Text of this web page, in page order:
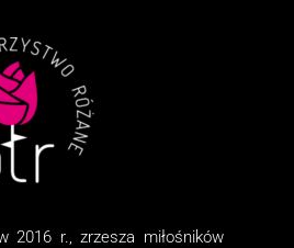
2016 r., zrzesza miłośników